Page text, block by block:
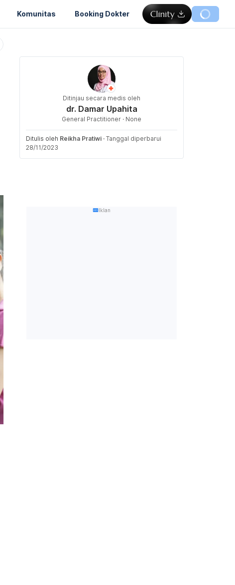
Komunitas Booking Dokter
Ditinjau secara medis oleh
dr. Damar Upahita
General Practitioner · None
Ditulis oleh Reikha Pratiwi · Tanggal diperbarui
28/11/2023
Iklan